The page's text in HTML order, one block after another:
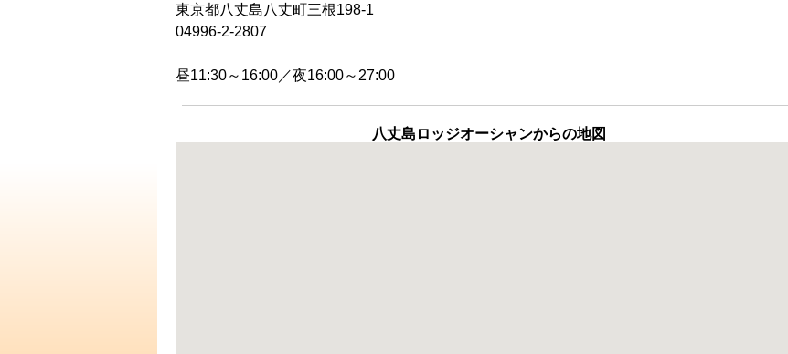
東京都八丈島八丈町三根198-1
04996-2-2807
昼11:30～16:00／夜16:00～27:00
八丈島ロッジオーシャンからの地図